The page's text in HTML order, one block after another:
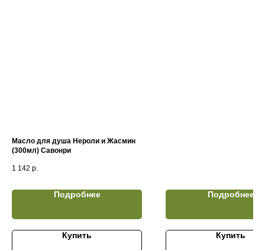
Масло для душа Нероли и Жасмин
(300мл) Савонри
1 142 р.
Подробнее
Купить
Подробнее
Купить